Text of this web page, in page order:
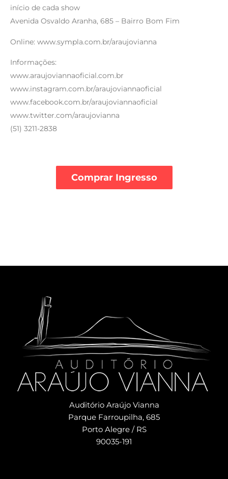
início de cada show
Avenida Osvaldo Aranha, 685 – Bairro Bom Fim
Online: www.sympla.com.br/araujovianna
Informações:
www.araujoviannaoficial.com.br
www.instagram.com.br/araujoviannaoficial
www.facebook.com.br/araujoviannaoficial
www.twitter.com/araujovianna
(51) 3211-2838
Comprar Ingresso
Auditório Araújo Vianna
Parque Farroupilha, 685
Porto Alegre / RS
90035-191